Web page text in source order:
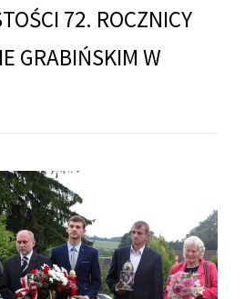
72. ROCZNICY
GRABIŃSKIM W